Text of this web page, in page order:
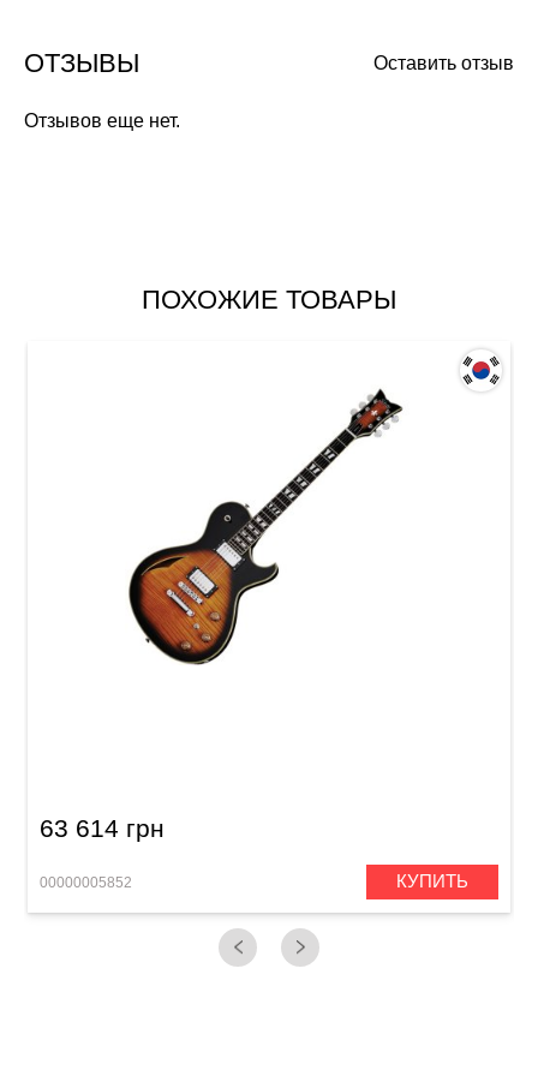
Оставить отзыв
ОТЗЫВЫ
Отзывов еще нет.
ПОХОЖИЕ ТОВАРЫ
63 614 грн
00000005852 КУПИТЬ